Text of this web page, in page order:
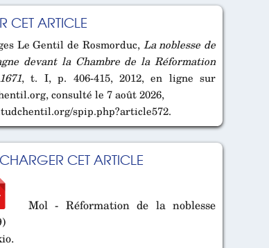
CET ARTICLE
Le Gentil de Rosmorduc, La noblesse de
devant la Chambre de la Réformation
, t. I, p. 406-415, 2012, en ligne sur
consulté le 7 août 2026,
spip.php?article572.
CET ARTICLE
Mol - Réformation de la noblesse